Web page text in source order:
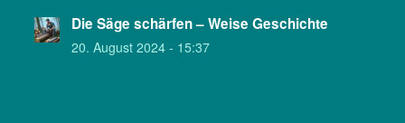
Die Säge schärfen – Weise Geschichte
20. August 2024 - 15:37